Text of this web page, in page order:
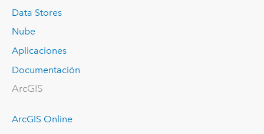
Data Stores
Nube
Aplicaciones
Documentación
ArcGIS
ArcGIS Online